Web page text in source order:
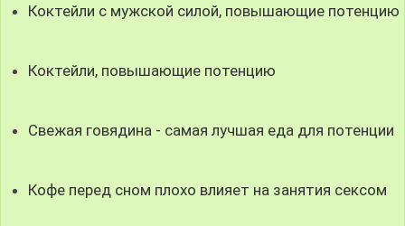
Коктейли с мужской силой, повышающие потенцию
Коктейли, повышающие потенцию
Свежая говядина - самая лучшая еда для потенции
Кофе перед сном плохо влияет на занятия сексом